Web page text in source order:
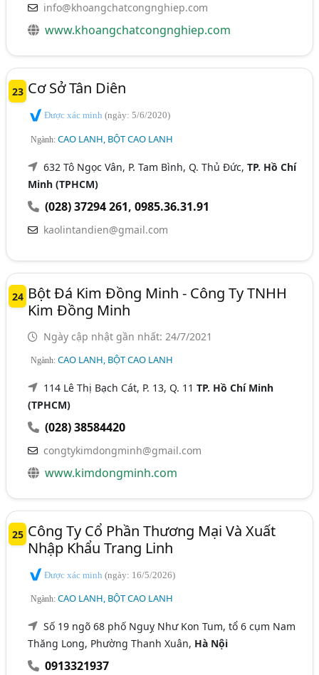
info@khoangchatcongnghiep.com
www.khoangchatcongnghiep.com
23 Cơ Sở Tân Diên
Được xác minh(ngày: 5/6/2020)
Ngành:CAO LANH, BỘT CAO LANH
632 Tô Ngọc Vân, P. Tam Bình, Q. Thủ Đức,TP. Hồ Chí
Minh (TPHCM)
(028) 37294 261,0985.36.31.91
kaolintandien@gmail.com
24 Bột Đá Kim Đồng Minh - Công Ty TNHH
Kim Đồng Minh
Ngày cập nhật gần nhất: 24/7/2021
Ngành:CAO LANH, BỘT CAO LANH
114 Lê Thị Bạch Cát, P. 13, Q. 11TP. Hồ Chí Minh
(TPHCM)
(028) 38584420
congtykimdongminh@gmail.com
www.kimdongminh.com
25 Công Ty Cổ Phần Thương Mại Và Xuất
Nhập Khẩu Trang Linh
Được xác minh(ngày: 16/5/2026)
Ngành:CAO LANH, BỘT CAO LANH
Số 19 ngõ 68 phố Nguỵ Như Kon Tum, tổ 6 cụm Nam
Thăng Long, Phường Thanh Xuân, Hà Nội
0913321937